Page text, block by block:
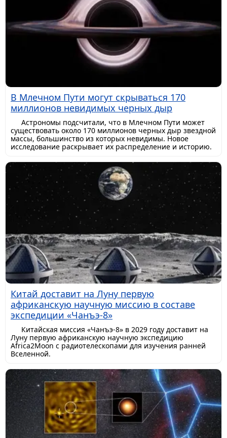
В Млечном Пути могут скрываться 170
миллионов невидимых черных дыр
Астрономы подсчитали, что в Млечном Пути может
существовать около 170 миллионов черных дыр звездной
массы, большинство из которых невидимы. Новое
исследование раскрывает их распределение и историю.
Китай доставит на Луну первую
африканскую научную миссию в составе
экспедиции «Чанъэ-8»
Китайская миссия «Чанъэ-8» в 2029 году доставит на
Луну первую африканскую научную экспедицию
Africa2Moon с радиотелескопами для изучения ранней
Вселенной.